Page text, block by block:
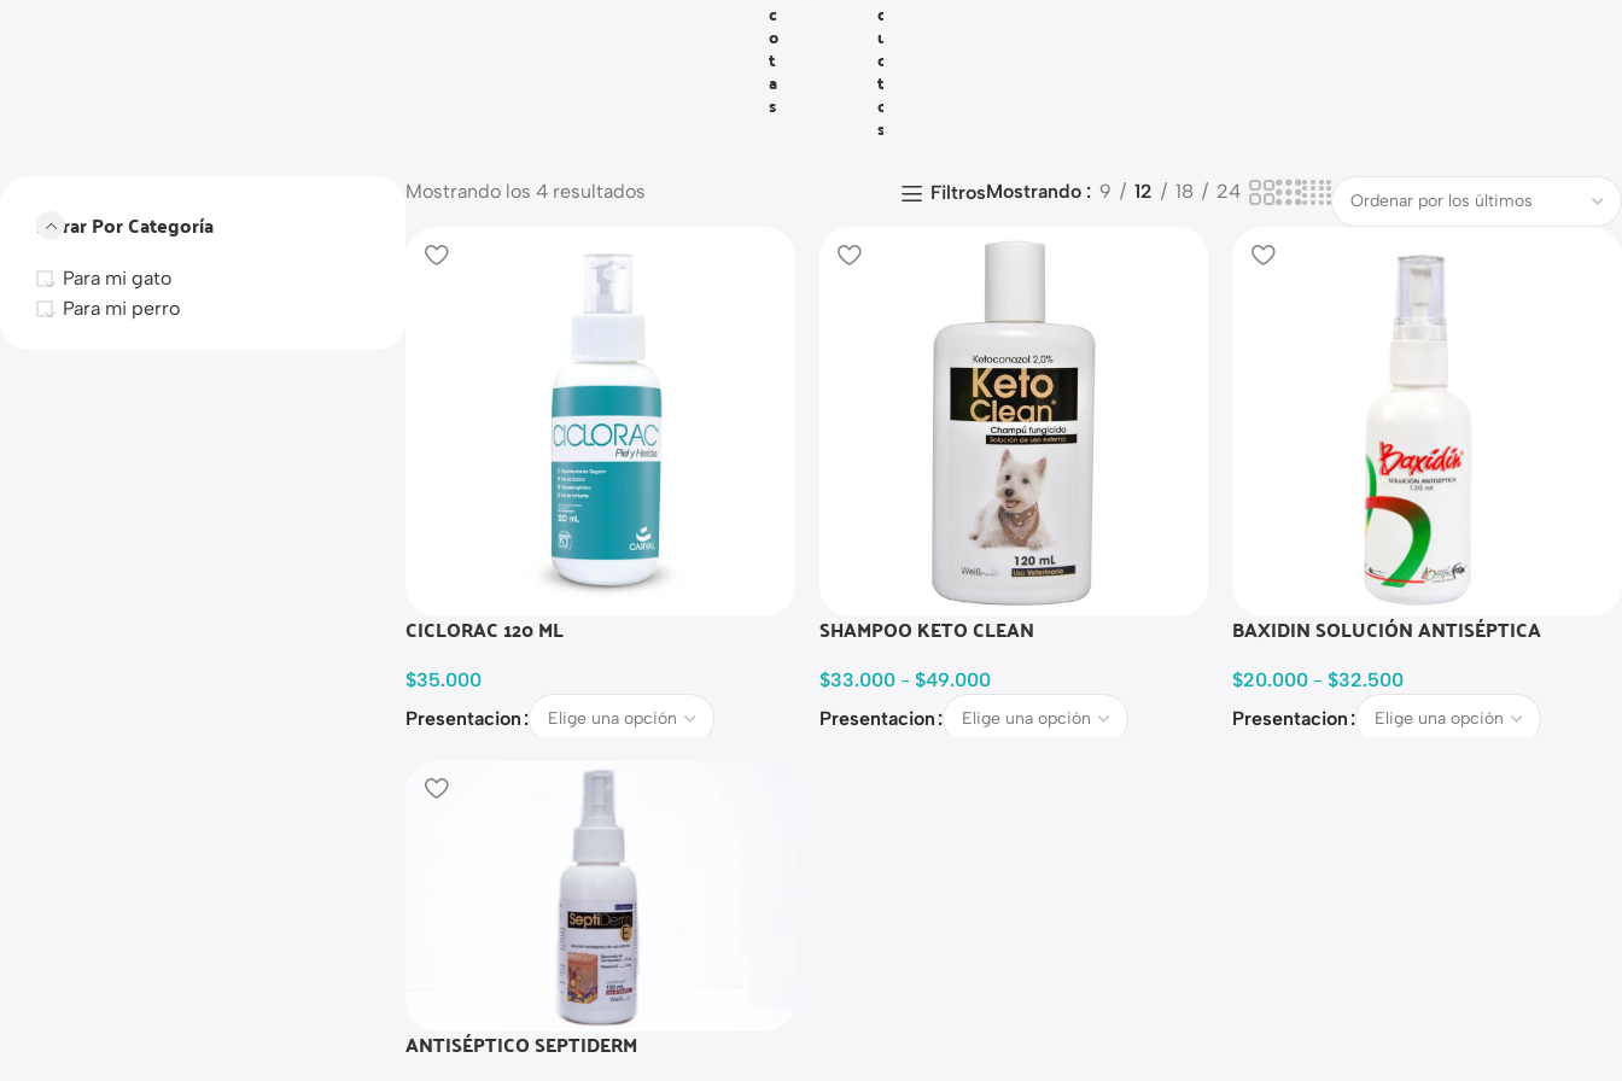
C
O
T
A
S
D
U
C
T
O
S
Filtrar Por Categoría
Para mi gato
Para mi perro
Mostrando los 4 resultados FiltrosMostrando 9 12 18 24
CICLORAC 120 ML
$35.000
Presentacion
SHAMPOO KETO CLEAN
$33.000 - $49.000
Presentacion
BAXIDIN SOLUCIÓN ANTISÉPTICA
$20.000 - $32.500
Presentacion
ANTISÉPTICO SEPTIDERM